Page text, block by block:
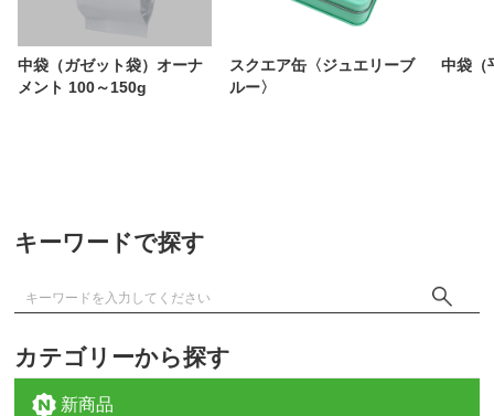
中袋（ガゼット袋）オーナ
メント 100～150g
スクエア缶〈ジュエリーブ
ルー〉
中袋（
キーワードで探す
カテゴリーから探す
新商品